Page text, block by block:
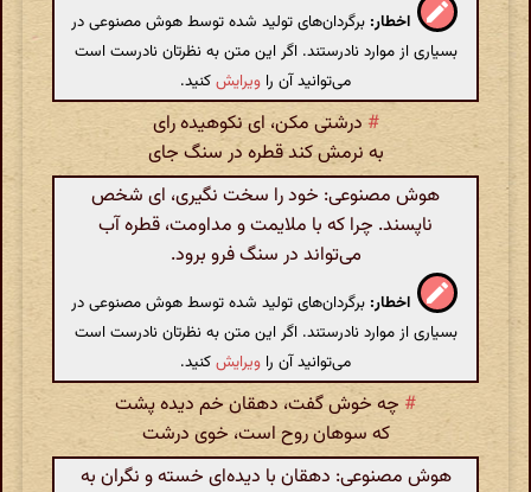
اخطار: برگردان‌های تولید شده توسط هوش مصنوعی در
بسیاری از موارد نادرستند. اگر این متن به نظرتان نادرست است
می‌توانید آن را ویرایشکنید.
# درشتی مکن، ای نکوهیده رای
به نرمش کند قطره در سنگ جای
هوش مصنوعی: خود را سخت نگیری، ای شخص
ناپسند. چرا که با ملایمت و مداومت، قطره آب
می‌تواند در سنگ فرو برود.
اخطار: برگردان‌های تولید شده توسط هوش مصنوعی در
بسیاری از موارد نادرستند. اگر این متن به نظرتان نادرست است
می‌توانید آن را ویرایشکنید.
# چه خوش گفت، دهقان خم دیده پشت
که سوهان روح است، خوی درشت
هوش مصنوعی: دهقان با دیده‌ای خسته و نگران به